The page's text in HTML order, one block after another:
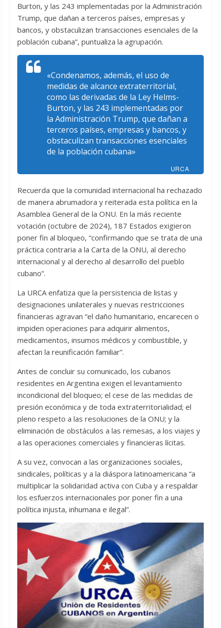
Burton, y las 243 implementadas por la Administración
Trump, que dañan a terceros países, empresas y
bancos, y obstaculizan transacciones esenciales de la
población cubana”, puntualiza la agrupación.
«Condenamos, además, el uso de
medidas de alcance extraterritorial,
como las derivadas de la Ley Helms-
Burton, y las 243 implementadas por
la Administración Trump, que dañan a
terceros países, empresas y bancos, y
obstaculizan transacciones esenciales
de la población cubana»
URCA
Recuerda que la comunidad internacional ha rechazado
de manera abrumadora y reiterada esta política en la
Asamblea General de la ONU. En la más reciente
votación (octubre de 2024), 187 Estados exigieron
poner fin al bloqueo, “confirmando que se trata de una
práctica contraria a la Carta de la ONU, al derecho
internacional y al derecho al desarrollo del pueblo
cubano”.
La URCA enfatiza que la persistencia de listas y
designaciones unilaterales y nuevas restricciones
financieras agravan “el daño humanitario, encarecen o
impiden operaciones para adquirir alimentos,
medicamentos, insumos médicos y combustible, y
afectan la reunificación familiar”.
Antes de concluir su comunicado, los cubanos
residentes en Argentina exigen el levantamiento
incondicional del bloqueo; el cese de las medidas de
presión económica y de toda extraterritorialidad; el
pleno respeto a las resoluciones de la ONU; y la
eliminación de obstáculos a las remesas, a los viajes y
a las operaciones comerciales y financieras lícitas.
A su vez, convocan a las organizaciones sociales,
sindicales, políticas y a la diáspora latinoamericana “a
multiplicar la solidaridad activa con Cuba y a respaldar
los esfuerzos internacionales por poner fin a una
política injusta, inhumana e ilegal”.